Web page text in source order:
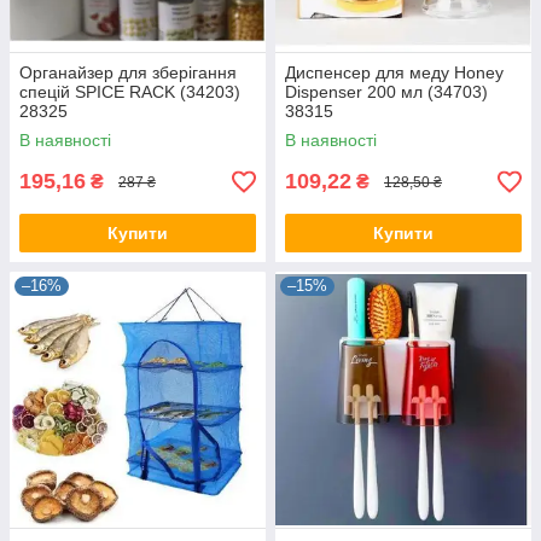
Органайзер для зберігання
спецій SPICE RACK (34203)
28325
В наявності
195,16 ₴ 287 ₴
Купити
Диспенсер для меду Honey
Dispenser 200 мл (34703)
38315
В наявності
109,22 ₴ 128,50 ₴
Купити
–16% –15%